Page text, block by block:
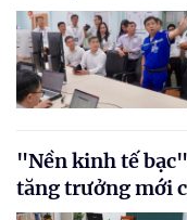
"Nền kinh tế
tăng trưởng mới